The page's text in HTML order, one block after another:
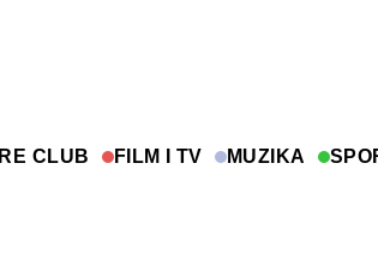
CLUB FILM I TV MUZIKA